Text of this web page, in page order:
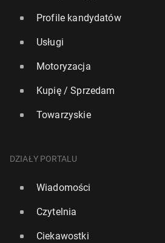
Profile kandydatów
Usługi
Motoryzacja
Kupię / Sprzedam
Towarzyskie
DZIAŁY PORTALU
Wiadomości
Czytelnia
Ciekawostki